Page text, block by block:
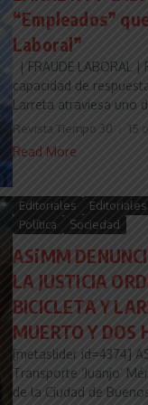
“Empleados”
Laboral”
| FRAUDE LABORAL
capacidad de
Larreta atraviesa uno
Revista Tiempo 30 15
Read More
Editoriales
Política
Sociedad
ASiMM
LA JUSTICIA
BICICLETA Y
MUERTO Y DOS
[metaslider id=4374]
Transporte ‘Juanjo’
de la Ciudad de